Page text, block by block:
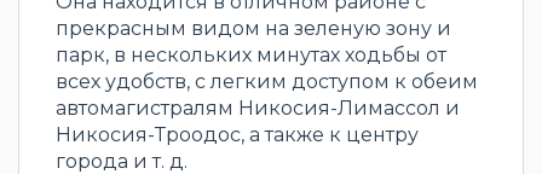
прекрасным видом на зеленую зону и
парк, в нескольких минутах ходьбы от
всех удобств, с легким доступом к обеим
автомагистралям Никосия-Лимассол и
Никосия-Троодос, а также к центру
города и т. д.